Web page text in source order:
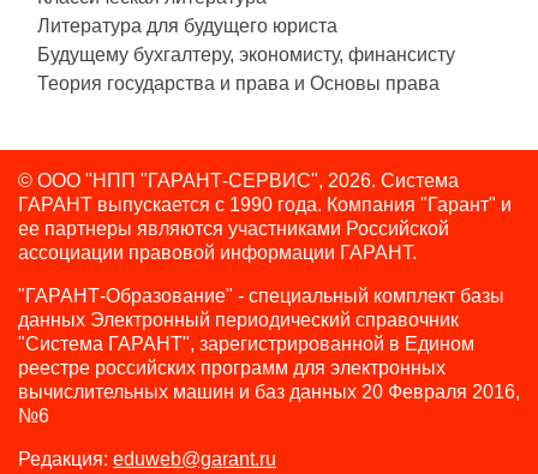
Литература для будущего юриста
Будущему бухгалтеру, экономисту, финансисту
Теория государства и права и Основы права
© ООО "НПП "ГАРАНТ-СЕРВИС", 2026. Система
ГАРАНТ выпускается с 1990 года. Компания "Гарант" и
ее партнеры являются участниками Российской
ассоциации правовой информации ГАРАНТ.
"ГАРАНТ-Образование" - специальный комплект базы
данных Электронный периодический справочник
"Система ГАРАНТ", зарегистрированной в Едином
реестре российских программ для электронных
вычислительных машин и баз данных 20 Февраля 2016,
№6
Редакция: eduweb@garant.ru